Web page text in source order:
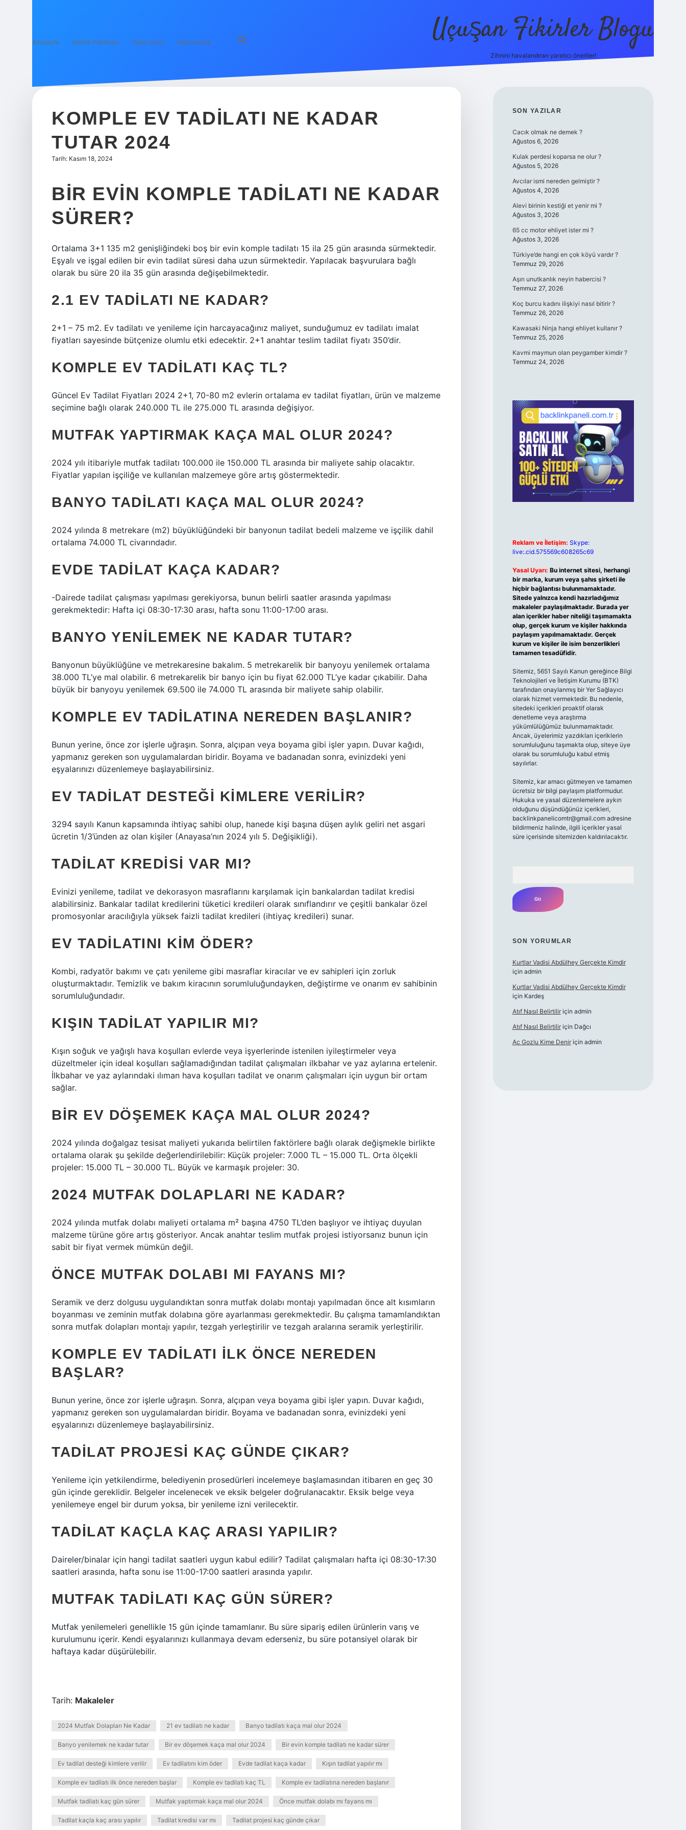
Anasayfa Gizlilik Politikası Yasal Uyarı Hakkımızda Uçuşan Fikirler Blogu
Zihnini havalandıran yaratıcı öneriler!
KOMPLE EV TADILATI NE KADAR
TUTAR 2024
Tarih: Kasım 18, 2024
BIR EVIN KOMPLE TADILATI NE KADAR
SÜRER?
Ortalama 3+1 135 m2 genişliğindeki boş bir evin komple tadilatı 15 ila 25 gün arasında sürmektedir.
Eşyalı ve işgal edilen bir evin tadilat süresi daha uzun sürmektedir. Yapılacak başvurulara bağlı
olarak bu süre 20 ila 35 gün arasında değişebilmektedir.
2.1 EV TADILATI NE KADAR?
2+1 – 75 m2. Ev tadilatı ve yenileme için harcayacağınız maliyet, sunduğumuz ev tadilatı imalat
fiyatları sayesinde bütçenize olumlu etki edecektir. 2+1 anahtar teslim tadilat fiyatı 350’dir.
KOMPLE EV TADILATI KAÇ TL?
Güncel Ev Tadilat Fiyatları 2024 2+1, 70-80 m2 evlerin ortalama ev tadilat fiyatları, ürün ve malzeme
seçimine bağlı olarak 240.000 TL ile 275.000 TL arasında değişiyor.
MUTFAK YAPTIRMAK KAÇA MAL OLUR 2024?
2024 yılı itibariyle mutfak tadilatı 100.000 ile 150.000 TL arasında bir maliyete sahip olacaktır.
Fiyatlar yapılan işçiliğe ve kullanılan malzemeye göre artış göstermektedir.
BANYO TADILATI KAÇA MAL OLUR 2024?
2024 yılında 8 metrekare (m2) büyüklüğündeki bir banyonun tadilat bedeli malzeme ve işçilik dahil
ortalama 74.000 TL civarındadır.
EVDE TADILAT KAÇA KADAR?
-Dairede tadilat çalışması yapılması gerekiyorsa, bunun belirli saatler arasında yapılması
gerekmektedir: Hafta içi 08:30-17:30 arası, hafta sonu 11:00-17:00 arası.
BANYO YENILEMEK NE KADAR TUTAR?
Banyonun büyüklüğüne ve metrekaresine bakalım. 5 metrekarelik bir banyoyu yenilemek ortalama
38.000 TL’ye mal olabilir. 6 metrekarelik bir banyo için bu fiyat 62.000 TL’ye kadar çıkabilir. Daha
büyük bir banyoyu yenilemek 69.500 ile 74.000 TL arasında bir maliyete sahip olabilir.
KOMPLE EV TADILATINA NEREDEN BAŞLANIR?
Bunun yerine, önce zor işlerle uğraşın. Sonra, alçıpan veya boyama gibi işler yapın. Duvar kağıdı,
yapmanız gereken son uygulamalardan biridir. Boyama ve badanadan sonra, evinizdeki yeni
eşyalarınızı düzenlemeye başlayabilirsiniz.
EV TADILAT DESTEĞI KIMLERE VERILIR?
3294 sayılı Kanun kapsamında ihtiyaç sahibi olup, hanede kişi başına düşen aylık geliri net asgari
ücretin 1/3’ünden az olan kişiler (Anayasa’nın 2024 yılı 5. Değişikliği).
TADILAT KREDISI VAR MI?
Evinizi yenileme, tadilat ve dekorasyon masraflarını karşılamak için bankalardan tadilat kredisi
alabilirsiniz. Bankalar tadilat kredilerini tüketici kredileri olarak sınıflandırır ve çeşitli bankalar özel
promosyonlar aracılığıyla yüksek faizli tadilat kredileri (ihtiyaç kredileri) sunar.
EV TADILATINI KIM ÖDER?
Kombi, radyatör bakımı ve çatı yenileme gibi masraflar kiracılar ve ev sahipleri için zorluk
oluşturmaktadır. Temizlik ve bakım kiracının sorumluluğundayken, değiştirme ve onarım ev sahibinin
sorumluluğundadır.
KIŞIN TADILAT YAPILIR MI?
Kışın soğuk ve yağışlı hava koşulları evlerde veya işyerlerinde istenilen iyileştirmeler veya
düzeltmeler için ideal koşulları sağlamadığından tadilat çalışmaları ilkbahar ve yaz aylarına ertelenir.
İlkbahar ve yaz aylarındaki ılıman hava koşulları tadilat ve onarım çalışmaları için uygun bir ortam
sağlar.
BIR EV DÖŞEMEK KAÇA MAL OLUR 2024?
2024 yılında doğalgaz tesisat maliyeti yukarıda belirtilen faktörlere bağlı olarak değişmekle birlikte
ortalama olarak şu şekilde değerlendirilebilir: Küçük projeler: 7.000 TL – 15.000 TL. Orta ölçekli
projeler: 15.000 TL – 30.000 TL. Büyük ve karmaşık projeler: 30.
2024 MUTFAK DOLAPLARI NE KADAR?
2024 yılında mutfak dolabı maliyeti ortalama m² başına 4750 TL’den başlıyor ve ihtiyaç duyulan
malzeme türüne göre artış gösteriyor. Ancak anahtar teslim mutfak projesi istiyorsanız bunun için
sabit bir fiyat vermek mümkün değil.
ÖNCE MUTFAK DOLABI MI FAYANS MI?
Seramik ve derz dolgusu uygulandıktan sonra mutfak dolabı montajı yapılmadan önce alt kısımların
boyanması ve zeminin mutfak dolabına göre ayarlanması gerekmektedir. Bu çalışma tamamlandıktan
sonra mutfak dolapları montajı yapılır, tezgah yerleştirilir ve tezgah aralarına seramik yerleştirilir.
KOMPLE EV TADILATI ILK ÖNCE NEREDEN
BAŞLAR?
Bunun yerine, önce zor işlerle uğraşın. Sonra, alçıpan veya boyama gibi işler yapın. Duvar kağıdı,
yapmanız gereken son uygulamalardan biridir. Boyama ve badanadan sonra, evinizdeki yeni
eşyalarınızı düzenlemeye başlayabilirsiniz.
TADILAT PROJESI KAÇ GÜNDE ÇIKAR?
Yenileme için yetkilendirme, belediyenin prosedürleri incelemeye başlamasından itibaren en geç 30
gün içinde gereklidir. Belgeler incelenecek ve eksik belgeler doğrulanacaktır. Eksik belge veya
yenilemeye engel bir durum yoksa, bir yenileme izni verilecektir.
TADILAT KAÇLA KAÇ ARASI YAPILIR?
Daireler/binalar için hangi tadilat saatleri uygun kabul edilir? Tadilat çalışmaları hafta içi 08:30-17:30
saatleri arasında, hafta sonu ise 11:00-17:00 saatleri arasında yapılır.
MUTFAK TADILATI KAÇ GÜN SÜRER?
Mutfak yenilemeleri genellikle 15 gün içinde tamamlanır. Bu süre sipariş edilen ürünlerin varış ve
kurulumunu içerir. Kendi eşyalarınızı kullanmaya devam ederseniz, bu süre potansiyel olarak bir
haftaya kadar düşürülebilir.
Tarih: Makaleler
2024 Mutfak Dolapları Ne Kadar 21 ev tadilatı ne kadar Banyo tadilatı kaça mal olur 2024
Banyo yenilemek ne kadar tutar Bir ev döşemek kaça mal olur 2024 Bir evin komple tadilatı ne kadar sürer
Ev tadilat desteği kimlere verilir Ev tadilatını kim öder Evde tadilat kaça kadar Kışın tadilat yapılır mı
Komple ev tadilatı ilk önce nereden başlar Komple ev tadilatı kaç TL Komple ev tadilatına nereden başlanır
Mutfak tadilatı kaç gün sürer Mutfak yaptırmak kaça mal olur 2024 Önce mutfak dolabı mı fayans mı
Tadilat kaçla kaç arası yapılır Tadilat kredisi var mı Tadilat projesi kaç günde çıkar
SIDEBAR
SON YAZILAR
Cacık olmak ne demek ?
Ağustos 6, 2026
Kulak perdesi koparsa ne olur ?
Ağustos 5, 2026
Avcılar ismi nereden gelmiştir ?
Ağustos 4, 2026
Alevi birinin kestiği et yenir mi ?
Ağustos 3, 2026
65 cc motor ehliyet ister mi ?
Ağustos 3, 2026
Türkiye’de hangi en çok köyü vardır ?
Temmuz 29, 2026
Aşırı unutkanlık neyin habercisi ?
Temmuz 27, 2026
Koç burcu kadını ilişkiyi nasıl bitirir ?
Temmuz 26, 2026
Kawasaki Ninja hangi ehliyet kullanır ?
Temmuz 25, 2026
Kavmi maymun olan peygamber kimdir ?
Temmuz 24, 2026
Reklam ve İletişim: Skype:
live:.cid.575569c608265c69
Yasal Uyarı: Bu internet sitesi, herhangi
bir marka, kurum veya şahıs şirketi ile
hiçbir bağlantısı bulunmamaktadır.
Sitede yalnızca kendi hazırladığımız
makaleler paylaşılmaktadır. Burada yer
alan içerikler haber niteliği taşımamakta
olup, gerçek kurum ve kişiler hakkında
paylaşım yapılmamaktadır. Gerçek
kurum ve kişiler ile isim benzerlikleri
tamamen tesadüfidir.
Sitemiz, 5651 Sayılı Kanun gereğince Bilgi
Teknolojileri ve İletişim Kurumu (BTK)
tarafından onaylanmış bir Yer Sağlayıcı
olarak hizmet vermektedir. Bu nedenle,
sitedeki içerikleri proaktif olarak
denetleme veya araştırma
yükümlülüğümüz bulunmamaktadır.
Ancak, üyelerimiz yazdıkları içeriklerin
sorumluluğunu taşımakta olup, siteye üye
olarak bu sorumluluğu kabul etmiş
sayılırlar.
Sitemiz, kar amacı gütmeyen ve tamamen
ücretsiz bir bilgi paylaşım platformudur.
Hukuka ve yasal düzenlemelere aykırı
olduğunu düşündüğünüz içerikleri,
backlinkpanelicomtr@gmail.comadresine
bildirmeniz halinde, ilgili içerikler yasal
süre içerisinde sitemizden kaldırılacaktır.
SON YORUMLAR
Kurtlar Vadisi Abdülhey Gerçekte Kimdir
için admin
Kurtlar Vadisi Abdülhey Gerçekte Kimdir
için Kardeş
Atıf Nasıl Belirtiliriçin admin
Atıf Nasıl Belirtiliriçin Dağcı
Ac Gozlu Kime Deniriçin admin